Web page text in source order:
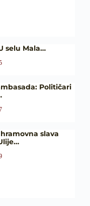
selu Mala…
Političari
slava